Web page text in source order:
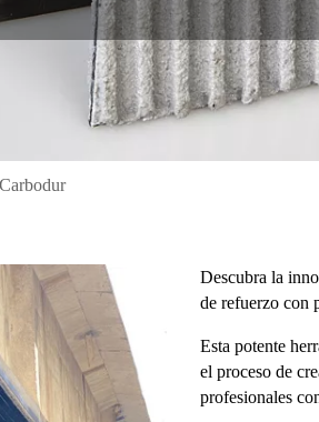
Descubra la
de refuerzo con
Esta potente
el proceso de
profesionales